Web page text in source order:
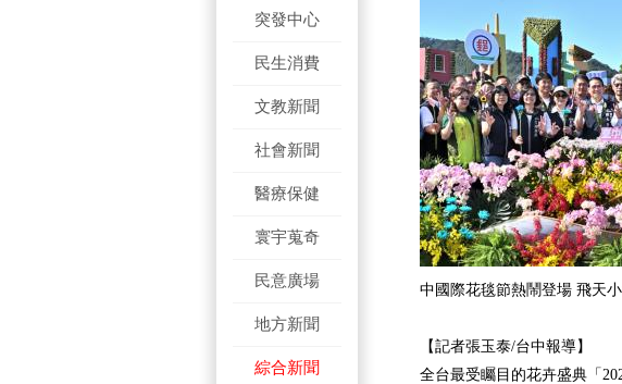
突發中心
民生消費
文教新聞
社會新聞
醫療保健
寰宇蒐奇
民意廣場
地方新聞
綜合新聞
中國際花毯節熱鬧登場 飛天
【記者張玉泰/台中報導】
全台最受矚目的花卉盛典「